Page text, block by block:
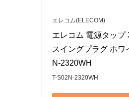
エレコム(ELECOM)
エレコム 電源タップ
スイングプラグ ホワ
N-2320WH
T-S02N-2320WH